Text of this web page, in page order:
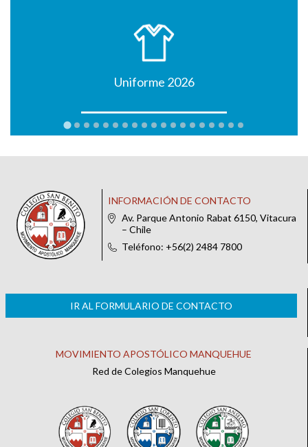
Uniforme 2026
INFORMACIÓN DE CONTACTO
Av. Parque Antonio Rabat 6150, Vitacura
– Chile
Teléfono: +56(2) 2484 7800
IR AL FORMULARIO DE CONTACTO
MOVIMIENTO APOSTÓLICO MANQUEHUE
Red de Colegios Manquehue